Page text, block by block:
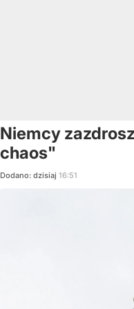
Niemcy
chaos"
Dodano: dzisiaj 16:51